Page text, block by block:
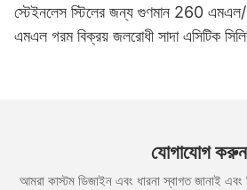
স্টেইনলেস স্টিলের জন্য গুণমান 260
এমএল গরম বিক্রয় জলরোধী সাদা এসিটিক
যোগাযোগ করুন
আমরা কাস্টম ডিজাইন এবং ধারনা স্বাগত জানাই এবং